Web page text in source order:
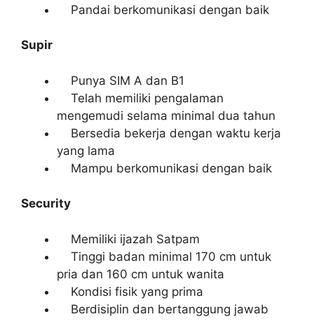
Pandai berkomunikasi dengan baik
Supir
Punya SIM A dan B1
Telah memiliki pengalaman
mengemudi selama minimal dua tahun
Bersedia bekerja dengan waktu kerja
yang lama
Mampu berkomunikasi dengan baik
Security
Memiliki ijazah Satpam
Tinggi badan minimal 170 cm untuk
pria dan 160 cm untuk wanita
Kondisi fisik yang prima
Berdisiplin dan bertanggung jawab